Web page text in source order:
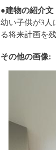
●建物の紹介
幼い子供が3人
る将来計画を
その他の画像: